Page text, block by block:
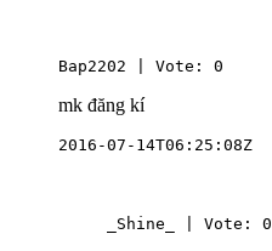
Bap2202 | Vote: 0
mk đăng kí
2016-07-14T06:25:08Z
_Shine_ | Vote: 0